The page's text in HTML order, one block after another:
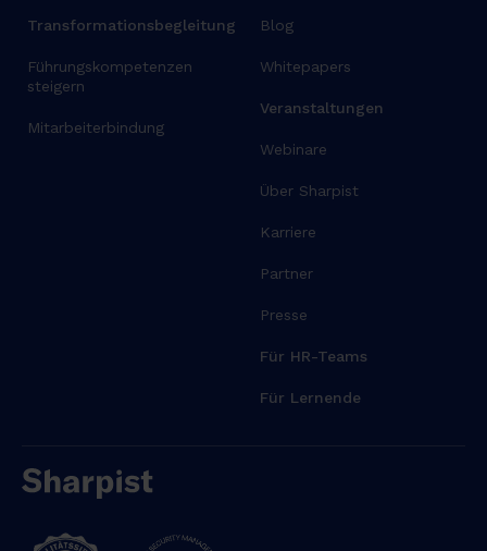
Transformationsbegleitung
Führungskompetenzen
steigern
Mitarbeiterbindung
Blog
Whitepapers
Veranstaltungen
Webinare
Über Sharpist
Karriere
Partner
Presse
Für HR-Teams
Für Lernende